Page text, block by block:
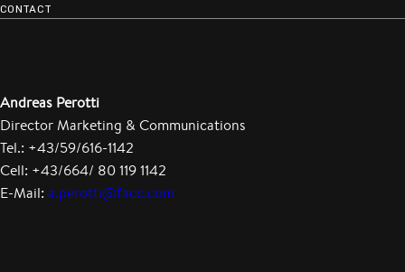
CONTACT
Andreas Perotti
Director Marketing & Communications
Tel.: +43/59/616-1142
Cell: +43/664/ 80 119 1142
E-Mail: a.perotti@facc.com